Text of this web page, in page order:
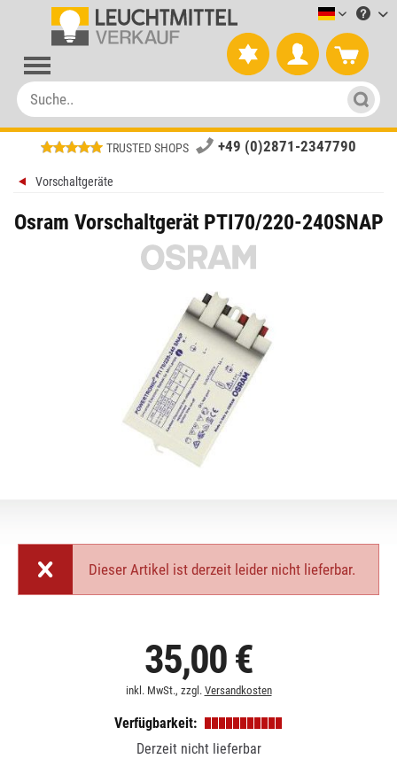
TRUSTED SHOPS +49 (0)2871-2347790
Vorschaltgeräte
Osram Vorschaltgerät PTI70/220-240SNAP
Dieser Artikel ist derzeit leider nicht lieferbar.
35,00 €
inkl. MwSt., zzgl. Versandkosten
Verfügbarkeit:
Derzeit nicht lieferbar